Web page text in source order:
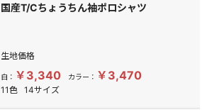
国産T/Cちょうちん袖ポロシャツ
生地価格
白： ￥3,340 カラー： ￥3,470
11色 14サイズ